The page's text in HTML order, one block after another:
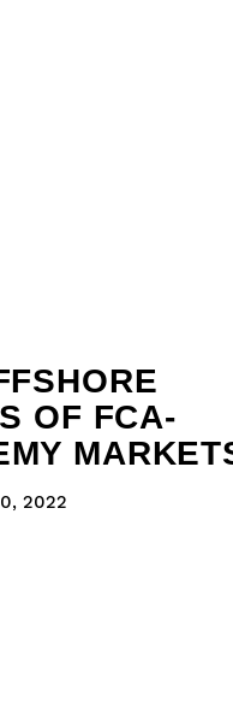
OF FCA-
2022